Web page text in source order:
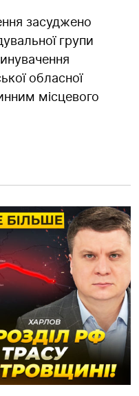
засуджено
групи
обласної
місцевого